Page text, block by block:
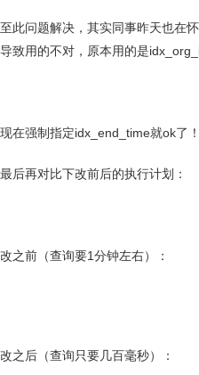
至此问题解决，其实同事昨天也在
导致用的不对，原本用的是
现在强制指定idx_end_time就ok了！
最后再对比下改前后的执行计划：
改之前（查询要1分钟左右）：
改之后（查询只要几百毫秒）：